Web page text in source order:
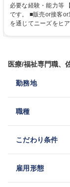
ーション、お客様対応 ■窓口にて、ご来店された個人のお客様に対し
融商品のご提案 ■効
に必ずご覧ください
必要な経験・能力等
です。 ■販売or接客
を通じてニーズをヒアリ
や社内副業等を活用
ます。 学歴・資格 学歴：大学院 大学 高専 短大 専修学校 高校 語学力：
医療/福祉専門職、
勤務地
職種
こだわり条件
雇用形態